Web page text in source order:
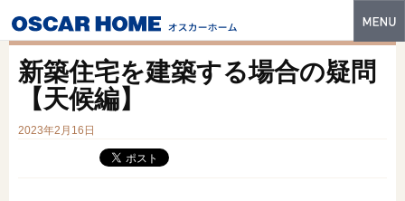
特長
イベント・モデルハウス
新築住宅を建築する場合の疑問
【天候編】
2023年2月16日